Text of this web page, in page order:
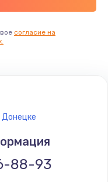
согласие на
Донецке
88-93